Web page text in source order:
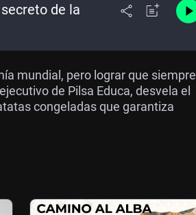
de la
mundial, pero lograr que siempre
de Pilsa Educa, desvela el
congeladas que garantiza